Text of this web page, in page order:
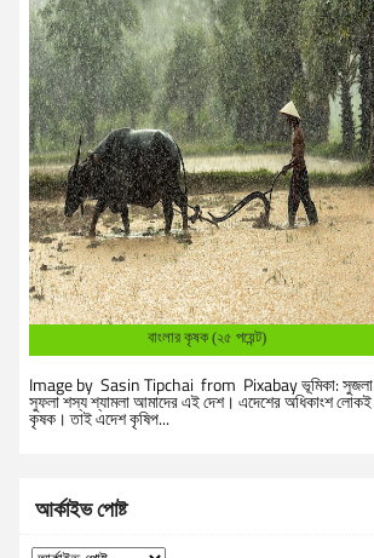
বাংলার কৃষক (২৫ পয়েন্ট)
Image by Sasin Tipchai from Pixabay ভূমিকা: সুজলা
সুফলা শস্য শ্যামলা আমাদের এই দেশ। এদেশের অধিকাংশ লোকই
কৃষক। তাই এদেশ কৃষিপ...
আর্কাইভ পোষ্ট